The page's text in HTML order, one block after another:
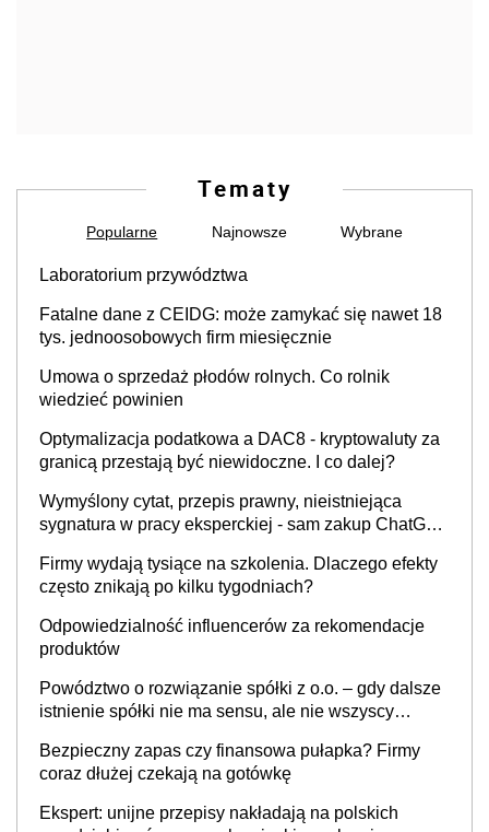
Tematy
Popularne Najnowsze Wybrane
Laboratorium przywództwa
Fatalne dane z CEIDG: może zamykać się nawet 18
tys. jednoosobowych firm miesięcznie
Umowa o sprzedaż płodów rolnych. Co rolnik
wiedzieć powinien
Optymalizacja podatkowa a DAC8 - kryptowaluty za
granicą przestają być niewidoczne. I co dalej?
Wymyślony cytat, przepis prawny, nieistniejąca
sygnatura w pracy eksperckiej - sam zakup ChatGPT
Firmy wydają tysiące na szkolenia. Dlaczego efekty
często znikają po kilku tygodniach?
Odpowiedzialność influencerów za rekomendacje
produktów
Powództwo o rozwiązanie spółki z o.o. – gdy dalsze
istnienie spółki nie ma sensu, ale nie wszyscy
Bezpieczny zapas czy finansowa pułapka? Firmy
coraz dłużej czekają na gotówkę
Ekspert: unijne przepisy nakładają na polskich